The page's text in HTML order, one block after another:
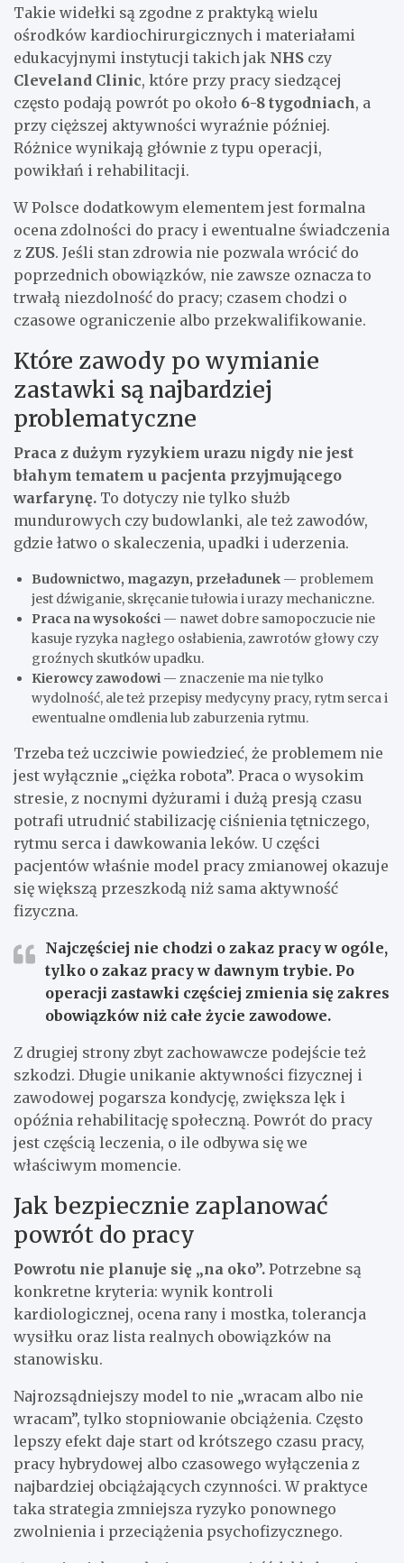
Takie widełki są zgodne z praktyką wielu
ośrodków kardiochirurgicznych i materiałami
edukacyjnymi instytucji takich jak NHS czy
Cleveland Clinic, które przy pracy siedzącej
często podają powrót po około 6-8 tygodniach, a
przy cięższej aktywności wyraźnie później.
Różnice wynikają głównie z typu operacji,
powikłań i rehabilitacji.
W Polsce dodatkowym elementem jest formalna
ocena zdolności do pracy i ewentualne świadczenia
z ZUS. Jeśli stan zdrowia nie pozwala wrócić do
poprzednich obowiązków, nie zawsze oznacza to
trwałą niezdolność do pracy; czasem chodzi o
czasowe ograniczenie albo przekwalifikowanie.
Które zawody po wymianie
zastawki są najbardziej
problematyczne
Praca z dużym ryzykiem urazu nigdy nie jest
błahym tematem u pacjenta przyjmującego
warfarynę. To dotyczy nie tylko służb
mundurowych czy budowlanki, ale też zawodów,
gdzie łatwo o skaleczenia, upadki i uderzenia.
Budownictwo, magazyn, przeładunek — problemem
jest dźwiganie, skręcanie tułowia i urazy mechaniczne.
Praca na wysokości — nawet dobre samopoczucie nie
kasuje ryzyka nagłego osłabienia, zawrotów głowy czy
groźnych skutków upadku.
Kierowcy zawodowi — znaczenie ma nie tylko
wydolność, ale też przepisy medycyny pracy, rytm serca i
ewentualne omdlenia lub zaburzenia rytmu.
Trzeba też uczciwie powiedzieć, że problemem nie
jest wyłącznie „ciężka robota”. Praca o wysokim
stresie, z nocnymi dyżurami i dużą presją czasu
potrafi utrudnić stabilizację ciśnienia tętniczego,
rytmu serca i dawkowania leków. U części
pacjentów właśnie model pracy zmianowej okazuje
się większą przeszkodą niż sama aktywność
fizyczna.
Najczęściej nie chodzi o zakaz pracy w ogóle,
tylko o zakaz pracy w dawnym trybie. Po
operacji zastawki częściej zmienia się zakres
obowiązków niż całe życie zawodowe.
Z drugiej strony zbyt zachowawcze podejście też
szkodzi. Długie unikanie aktywności fizycznej i
zawodowej pogarsza kondycję, zwiększa lęk i
opóźnia rehabilitację społeczną. Powrót do pracy
jest częścią leczenia, o ile odbywa się we
właściwym momencie.
Jak bezpiecznie zaplanować
powrót do pracy
Powrotu nie planuje się „na oko”. Potrzebne są
konkretne kryteria: wynik kontroli
kardiologicznej, ocena rany i mostka, tolerancja
wysiłku oraz lista realnych obowiązków na
stanowisku.
Najrozsądniejszy model to nie „wracam albo nie
wracam”, tylko stopniowanie obciążenia. Często
lepszy efekt daje start od krótszego czasu pracy,
pracy hybrydowej albo czasowego wyłączenia z
najbardziej obciążających czynności. W praktyce
taka strategia zmniejsza ryzyko ponownego
zwolnienia i przeciążenia psychofizycznego.